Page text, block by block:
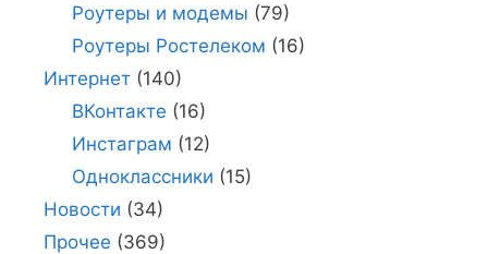
Роутеры и модемы (79)
Роутеры Ростелеком (16)
Интернет (140)
ВКонтакте (16)
Инстаграм (12)
Одноклассники (15)
Новости (34)
Прочее (369)